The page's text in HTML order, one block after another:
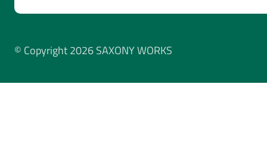
© Copyright 2026 SAXONY WORKS